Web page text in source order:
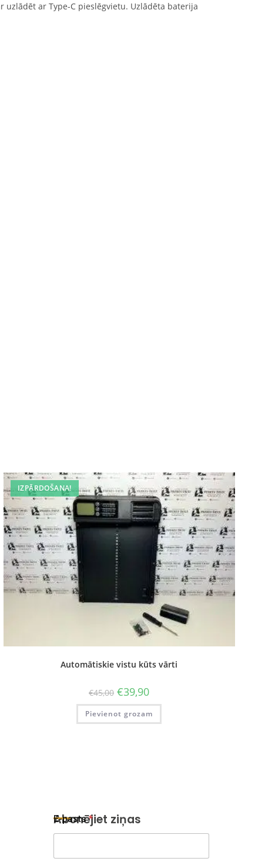
uzlādēt ar Type-C pieslēgvietu. Uzlādēta baterija
IZPĀRDOŠANA!
Automātiskie vistu kūts vārti
€45,00 €39,90
Pievienot grozam
Abonējiet ziņas
-
p
E-pasts*